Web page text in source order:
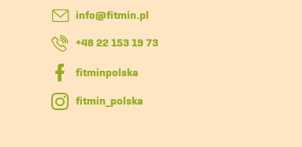
info@fitmin.pl
+48 22 153 19 73
fitmin_polska